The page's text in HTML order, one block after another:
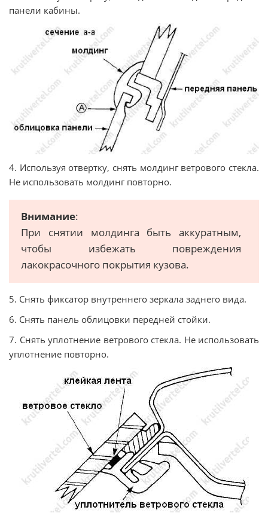
панели кабины.
4. Используя отвертку, снять молдинг ветрового стекла.
Не использовать молдинг повторно.
Внимание:
При снятии молдинга быть аккуратным,
чтобы избежать повреждения
лакокрасочного покрытия кузова.
5. Снять фиксатор внутреннего зеркала заднего вида.
6. Снять панель облицовки передней стойки.
7. Снять уплотнение ветрового стекла. Не использовать
уплотнение повторно.